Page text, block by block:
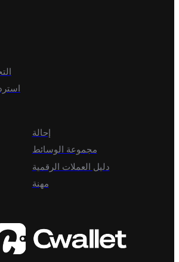
إحالة
مجموعة الوسائط
دليل العملات الرقمية
مهنة